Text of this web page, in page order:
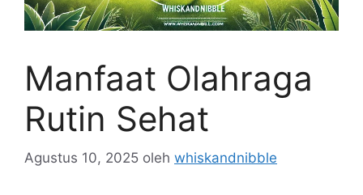
Manfaat Olahraga
Rutin Sehat
Agustus 10, 2025 oleh whiskandnibble